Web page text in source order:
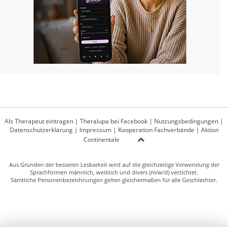
Als Therapeut eintragen | Theralupa bei Facebook | Nutzungsbedingungen |
Datenschutzerklärung| Impressum| Kooperation Fachverbände | Aktion
Continentale
Aus Gründen der besseren Lesbarkeit wird auf die gleichzeitige Verwendung der
Sprachformen männlich, weiblich und divers (m/w/d) verzichtet.
Sämtliche Personenbezeichnungen gelten gleichermaßen für alle Geschlechter.